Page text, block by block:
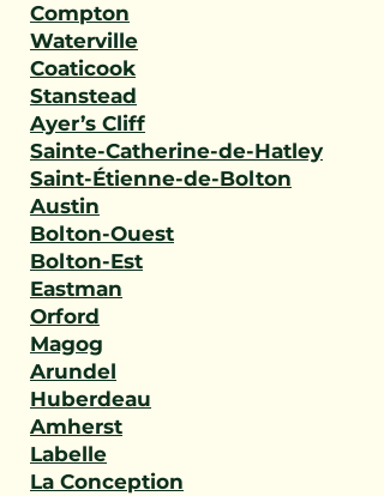
Compton
Waterville
Coaticook
Stanstead
Ayer’s Cliff
Sainte-Catherine-de-Hatley
Saint-Étienne-de-Bolton
Austin
Bolton-Ouest
Bolton-Est
Eastman
Orford
Magog
Arundel
Huberdeau
Amherst
Labelle
La Conception